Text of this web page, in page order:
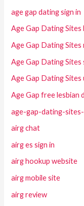
age gap dating sign in
Age Gap Dating Sites
Age Gap Dating Sites
Age Gap Dating
Age Gap Dating Sites
Age Gap free lesbian
age-gap-dating-
airg chat
airg es sign in
airg hookup website
airg mobile site
airg review